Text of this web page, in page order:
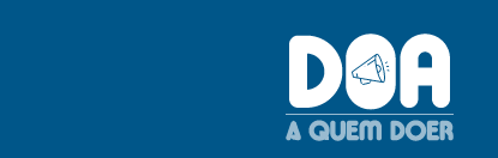
Doa
a
Quem
Doer